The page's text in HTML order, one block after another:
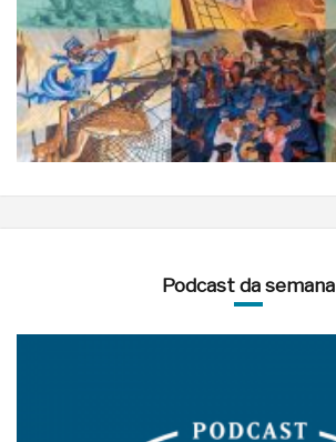
Podcast da semana